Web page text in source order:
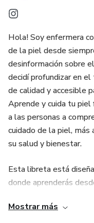
Hola! Soy enfermera
de la piel desde
desinformación sobre
decidí profundizar en
de calidad y accesible
Aprende y cuida tu piel
a las personas a
cuidado de la piel, más
su salud y bienestar.
Esta libreta está
donde aprenderás
de skincare, cómo
Mostrar más